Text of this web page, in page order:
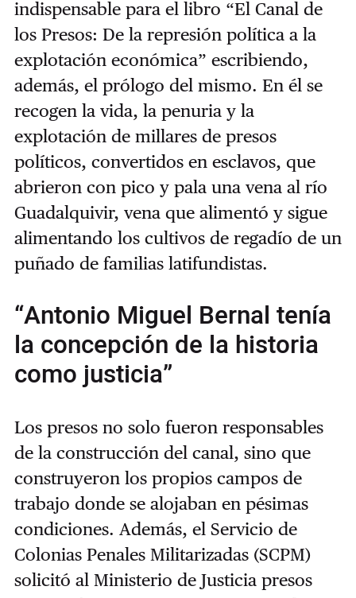
indispensable para el libro “El Canal de
los Presos: De la represión política a la
explotación económica” escribiendo,
además, el prólogo del mismo. En él se
recogen la vida, la penuria y la
explotación de millares de presos
políticos, convertidos en esclavos, que
abrieron con pico y pala una vena al río
Guadalquivir, vena que alimentó y sigue
alimentando los cultivos de regadío de un
puñado de familias latifundistas.
“Antonio Miguel Bernal tenía
la concepción de la historia
como justicia”
Los presos no solo fueron responsables
de la construcción del canal, sino que
construyeron los propios campos de
trabajo donde se alojaban en pésimas
condiciones. Además, el Servicio de
Colonias Penales Militarizadas (SCPM)
solicitó al Ministerio de Justicia presos